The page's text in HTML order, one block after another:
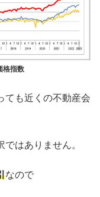
格指数
ても近くの不動産会
はありません。
なので